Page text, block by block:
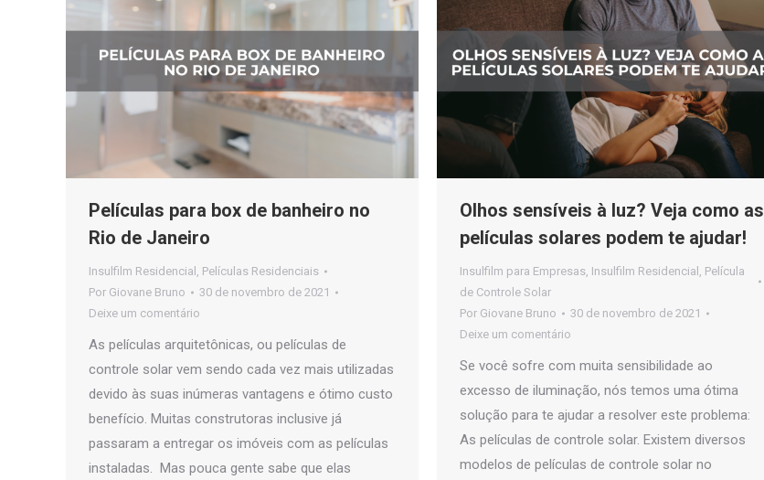
Películas para box de banheiro no
Rio de Janeiro
Insulfilm Residencial , Películas Residenciais
Por Giovane Bruno
30 de novembro de 2021
Deixe um comentário
As películas arquitetônicas, ou películas de
controle solar vem sendo cada vez mais utilizadas
devido às suas inúmeras vantagens e ótimo custo
benefício. Muitas construtoras inclusive já
passaram a entregar os imóveis com as películas
instaladas. Mas pouca gente sabe que elas
Olhos sensíveis à luz? Veja como as
películas solares podem te ajudar!
Insulfilm para Empresas, Insulfilm Residencial , Película
de Controle Solar
Por Giovane Bruno
30 de novembro de 2021
Deixe um comentário
Se você sofre com muita sensibilidade ao
excesso de iluminação, nós temos uma ótima
solução para te ajudar a resolver este problema:
As películas de controle solar. Existem diversos
modelos de películas de controle solar no